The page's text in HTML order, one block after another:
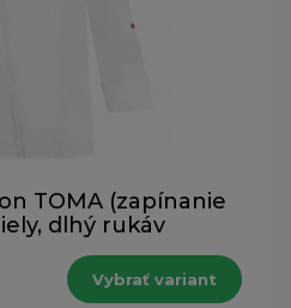
TOMA (zapínanie
dlhý rukáv
Vybrať variant